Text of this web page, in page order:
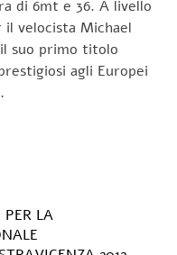
di 6mt e 36. A livello
il velocista Michael
suo primo titolo
agli Europei
LA